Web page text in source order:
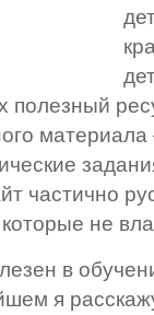
полезный
частично
не
в
я